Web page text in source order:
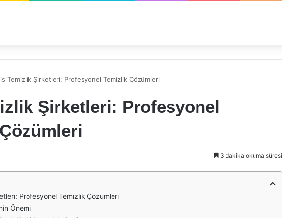
Temizlik Şirketleri: Profesyonel Temizlik Çözümleri
Şirketleri: Profesyonel
3 dakika okuma süresi
Profesyonel Temizlik Çözümleri
Önemi